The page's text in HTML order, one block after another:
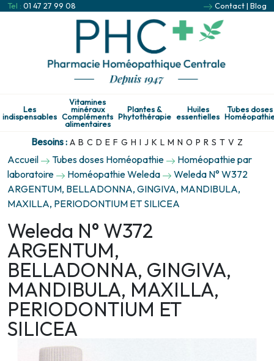
Tel : 01 47 27 99 08 Contact| Blog
Les
indispensables
Vitamines
minéraux
Compléments
alimentaires
Plantes &
Phytothérapie
Huiles
essentielles
Tubes doses
Besoins : A B C D E F G H I J K L M N O P R S T V Z
Accueil Tubes doses Homéopathie
Homéopathie par
laboratoire
Homéopathie Weleda
Weleda N° W372
ARGENTUM, BELLADONNA, GINGIVA, MANDIBULA,
MAXILLA, PERIODONTIUM ET SILICEA
Weleda N° W372
ARGENTUM,
BELLADONNA, GINGIVA,
MANDIBULA, MAXILLA,
PERIODONTIUM ET
SILICEA